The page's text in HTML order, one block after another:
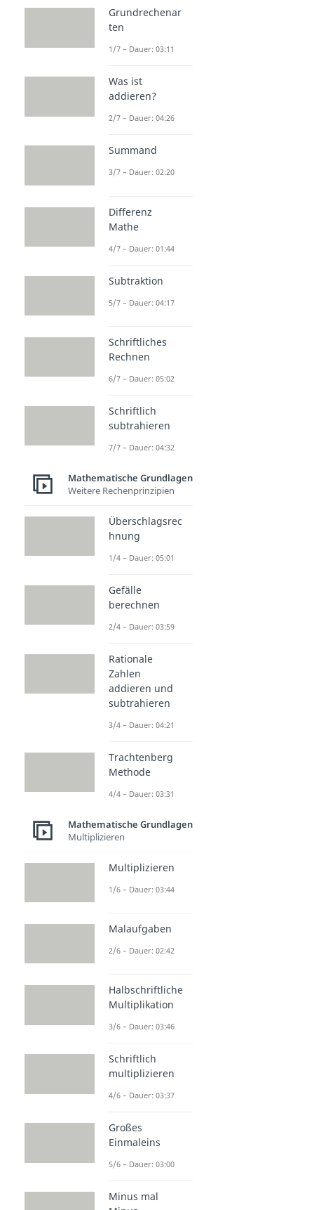
Grundrechenar
ten
1/7 – Dauer: 03:11
Was ist
addieren?
2/7 – Dauer: 04:26
Summand
3/7 – Dauer: 02:20
Differenz
Mathe
4/7 – Dauer: 01:44
Subtraktion
5/7 – Dauer: 04:17
Schriftliches
Rechnen
6/7 – Dauer: 05:02
Schriftlich
subtrahieren
7/7 – Dauer: 04:32
Mathematische Grundlagen
Weitere Rechenprinzipien
Überschlagsrec
hnung
1/4 – Dauer: 05:01
Gefälle
berechnen
2/4 – Dauer: 03:59
Rationale
Zahlen
addieren und
subtrahieren
3/4 – Dauer: 04:21
Trachtenberg
Methode
4/4 – Dauer: 03:31
Mathematische Grundlagen
Multiplizieren
Multiplizieren
1/6 – Dauer: 03:44
Malaufgaben
2/6 – Dauer: 02:42
Halbschriftliche
Multiplikation
3/6 – Dauer: 03:46
Schriftlich
multiplizieren
4/6 – Dauer: 03:37
Großes
Einmaleins
5/6 – Dauer: 03:00
Minus mal